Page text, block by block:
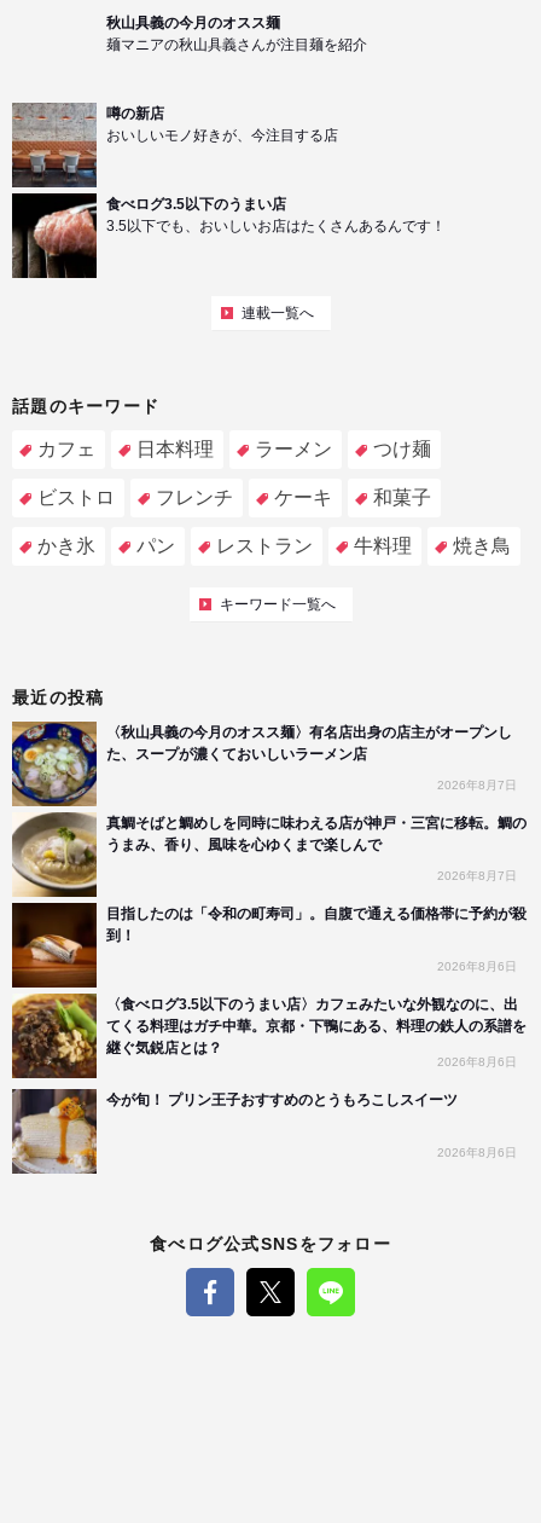
秋山具義の今月のオスス麺
麺マニアの秋山具義さんが注目麺を紹介
噂の新店
おいしいモノ好きが、今注目する店
食べログ3.5以下のうまい店
3.5以下でも、おいしいお店はたくさんあるんです！
連載一覧へ
話題のキーワード
カフェ 日本料理 ラーメン つけ麺
ビストロ フレンチ ケーキ 和菓子
かき氷 パン レストラン 牛料理 焼き鳥
キーワード一覧へ
最近の投稿
〈秋山具義の今月のオスス麺〉有名店出身の店主がオープンし
た、スープが濃くておいしいラーメン店
2026年8月7日
真鯛そばと鯛めしを同時に味わえる店が神戸・三宮に移転。鯛の
うまみ、香り、風味を心ゆくまで楽しんで
2026年8月7日
目指したのは「令和の町寿司」。自腹で通える価格帯に予約が殺
到！
2026年8月6日
〈食べログ3.5以下のうまい店〉カフェみたいな外観なのに、出
てくる料理はガチ中華。京都・下鴨にある、料理の鉄人の系譜を
継ぐ気鋭店とは？
2026年8月6日
今が旬！ プリン王子おすすめのとうもろこしスイーツ
2026年8月6日
食べログ公式SNSをフォロー